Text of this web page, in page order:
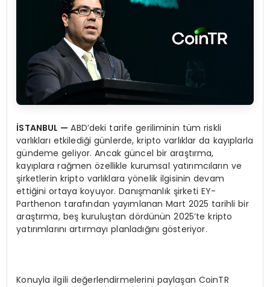
İSTANBUL —ABD’deki tarife geriliminin tüm riskli
varlıkları etkilediği günlerde, kripto varlıklar da kayıplarla
gündeme geliyor. Ancak güncel bir araştırma,
kayıplara rağmen özellikle kurumsal yatırımcıların ve
şirketlerin kripto varlıklara yönelik ilgisinin devam
ettiğini ortaya koyuyor. Danışmanlık şirketi EY-
Parthenon tarafından yayımlanan Mart 2025 tarihli bir
araştırma, beş kuruluştan dördünün 2025’te kripto
yatırımlarını artırmayı planladığını gösteriyor.
Konuyla ilgili değerlendirmelerini paylaşan CoinTR